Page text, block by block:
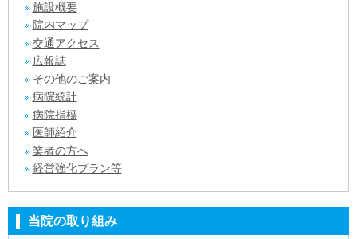
施設概要
院内マップ
交通アクセス
広報誌
その他のご案内
病院統計
病院指標
医師紹介
業者の方へ
経営強化プラン等
当院の取り組み